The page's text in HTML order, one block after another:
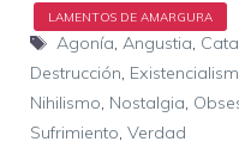
Etiquetas
Agonía, Angustia,
Destrucción,
Nihilismo, Nostalgia,
Sufrimiento, Verdad